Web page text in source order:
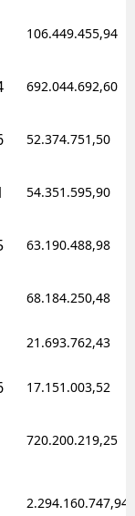
106.449.455,94
692.044.692,60
52.374.751,50
54.351.595,90
63.190.488,98
68.184.250,48
21.693.762,43
17.151.003,52
720.200.219,25
2.294.160.747,94